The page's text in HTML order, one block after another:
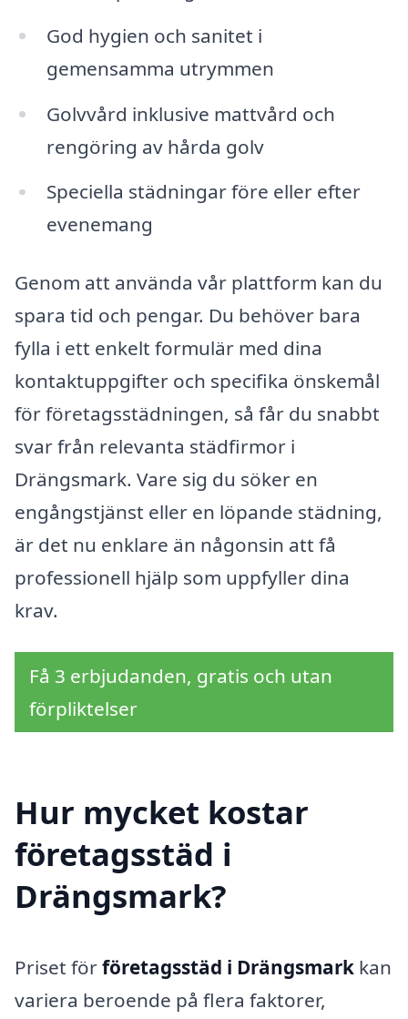
God hygien och sanitet i
gemensamma utrymmen
Golvvård inklusive mattvård och
rengöring av hårda golv
Speciella städningar före eller efter
evenemang
Genom att använda vår plattform kan du
spara tid och pengar. Du behöver bara
fylla i ett enkelt formulär med dina
kontaktuppgifter och specifika önskemål
för företagsstädningen, så får du snabbt
svar från relevanta städfirmor i
Drängsmark. Vare sig du söker en
engångstjänst eller en löpande städning,
är det nu enklare än någonsin att få
professionell hjälp som uppfyller dina
krav.
Få 3 erbjudanden, gratis och utan
förpliktelser
Hur mycket kostar
företagsstäd i
Drängsmark?
Priset förföretagsstäd i Drängsmark kan
variera beroende på flera faktorer,